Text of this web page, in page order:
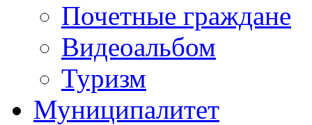
Почетные граждане
Видеоальбом
Туризм
Муниципалитет